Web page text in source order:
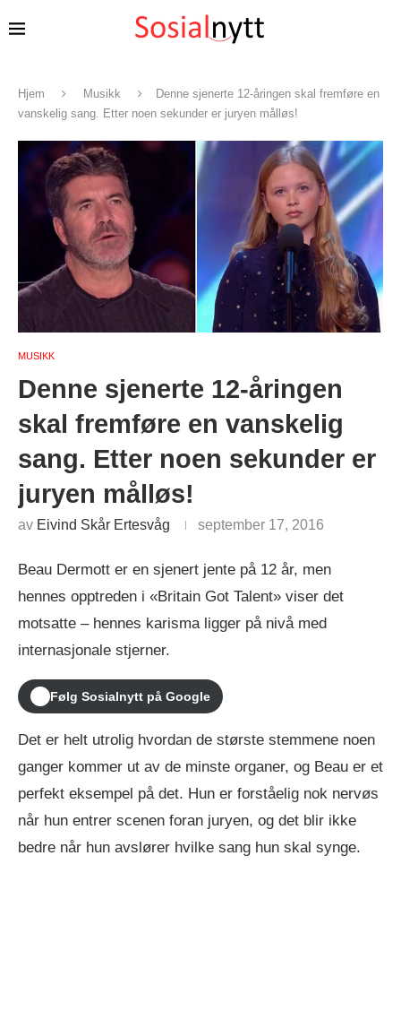
Hjem Musikk
Denne sjenerte 12-åringen skal fremføre en
vanskelig sang. Etter noen sekunder er juryen målløs!
MUSIKK
Denne sjenerte 12-åringen
skal fremføre en vanskelig
sang. Etter noen sekunder er
juryen målløs!
av Eivind Skår Ertesvåg september 17, 2016
Beau Dermott er en sjenert jente på 12 år, men
hennes opptreden i «Britain Got Talent» viser det
motsatte – hennes karisma ligger på nivå med
internasjonale stjerner.
Følg Sosialnytt på Google
Det er helt utrolig hvordan de største stemmene noen
ganger kommer ut av de minste organer, og Beau er et
perfekt eksempel på det. Hun er forståelig nok nervøs
når hun entrer scenen foran juryen, og det blir ikke
bedre når hun avslører hvilke sang hun skal synge.